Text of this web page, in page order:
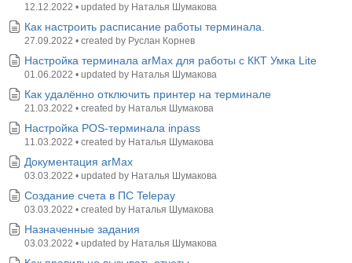
12.12.2022 • updated by Наталья Шумакова
Как настроить расписание работы терминала.
27.09.2022 • created by Руслан Корнев
Настройка терминала arMax для работы с ККТ Умка Lite
01.06.2022 • updated by Наталья Шумакова
Как удалённо отключить принтер на терминале
21.03.2022 • created by Наталья Шумакова
Настройка POS-терминала inpass
11.03.2022 • created by Наталья Шумакова
Документация arMax
03.03.2022 • updated by Наталья Шумакова
Создание счета в ПС Telepay
03.03.2022 • created by Наталья Шумакова
Назначенные задания
03.03.2022 • updated by Наталья Шумакова